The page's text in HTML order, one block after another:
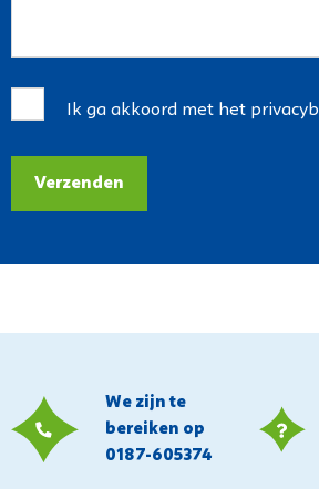
Ik ga akkoord met het
Verzenden
We zijn te
bereiken op
0187-605374